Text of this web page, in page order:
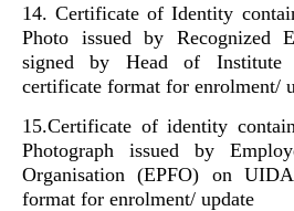
14. Certificate of Identity
Photo issued by Recognized
signed by Head of Institute
certificate format for enrolment/
15.Certificate of identity
Photograph issued by
Organisation (EPFO) on
format for enrolment/ update